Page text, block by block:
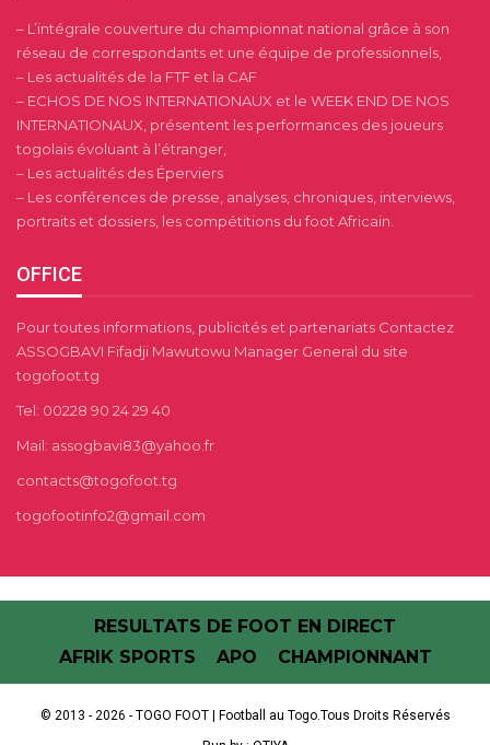
– L’intégrale couverture du championnat national grâce à son
réseau de correspondants et une équipe de professionnels,
– Les actualités de la FTF et la CAF
– ECHOS DE NOS INTERNATIONAUX et le WEEK END DE NOS
INTERNATIONAUX, présentent les performances des joueurs
togolais évoluant à l’étranger,
– Les actualités des Éperviers
– Les conférences de presse, analyses, chroniques, interviews,
portraits et dossiers, les compétitions du foot Africain.
OFFICE
Pour toutes informations, publicités et partenariats Contactez
ASSOGBAVI Fifadji Mawutowu Manager General du site
togofoot.tg
Tel: 00228 90 24 29 40
Mail: assogbavi83@yahoo.fr
contacts@togofoot.tg
togofootinfo2@gmail.com
RESULTATS DE FOOT EN DIRECT
AFRIK SPORTS
APO CHAMPIONNANT
© 2013 - 2026 - TOGO FOOT | Football au Togo.Tous Droits Réservés